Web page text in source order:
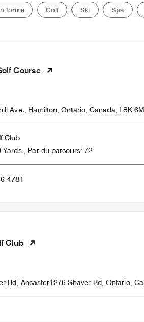
forme Golf Ski Spa
Course
Ave., Hamilton, Ontario, Canada, L8K
Club
18 trou(s) , 7150 Yards , Par du parcours: 72
4781
Club
Rd, Ancaster1276 Shaver Rd, Ontario,